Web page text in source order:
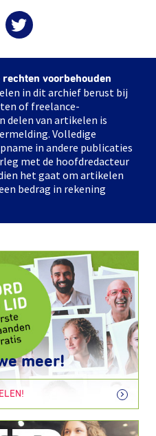
voorbehouden
in dit archief berust bij
of freelance-
delen van artikelen is
Volledige
in andere publicaties
met de hoofdredacteur
het gaat om artikelen
bedrag in rekening
meer!